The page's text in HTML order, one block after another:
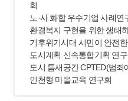
회
노·사 화합 우수기업 사례연
환경복지 구현을 위한 생태
기후위기시대 시민이 안전
도시계획 신속통합기획 연
도시 틈새공간 CPTED(범
인천형 마을교육 연구회